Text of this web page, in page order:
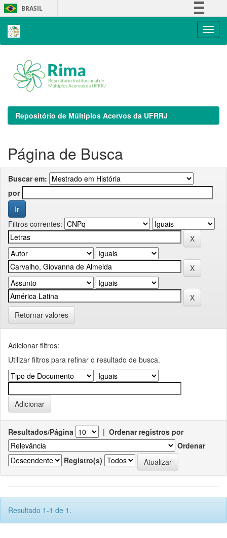
Skip
navigation
BRASIL
Repositório de Múltiplos Acervos da UFRRJ
Página de Busca
Buscar em:
por
Filtros correntes:
Retornar valores
Adicionar filtros:
Utilizar filtros para refinar o resultado de busca.
Resultados/Página | Ordenar registros por
Ordenar
Registro(s)
Resultado 1-1 de 1.